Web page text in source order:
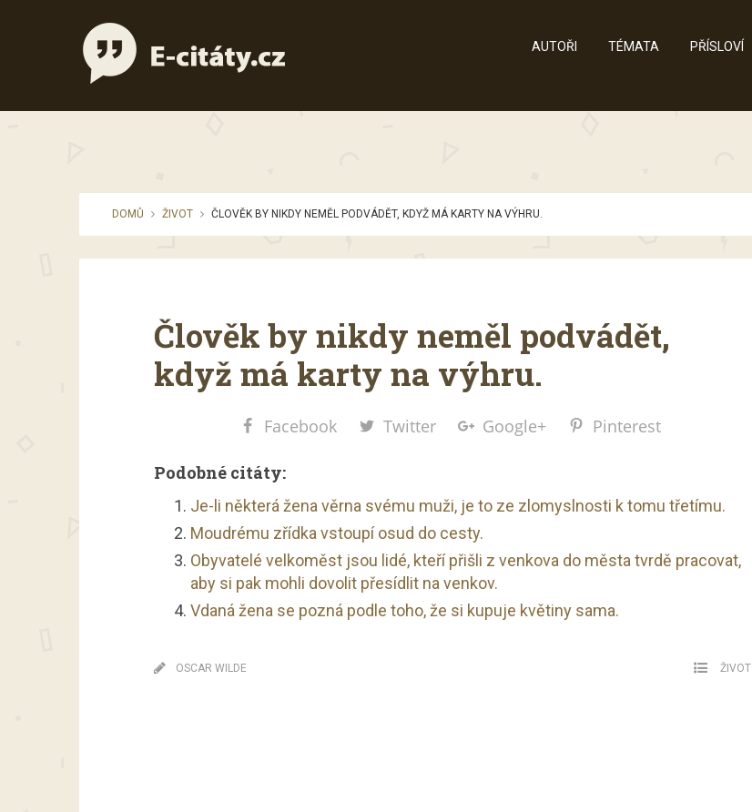
AUTOŘI TÉMATA PŘÍSLOVÍ
DOMŮ ŽIVOT ČLOVĚK BY NIKDY NEMĚL PODVÁDĚT, KDYŽ MÁ KARTY NA VÝHRU.
Člověk by nikdy neměl podvádět,
když má karty na výhru.
Facebook Twitter Google+ Pinterest
Podobné citáty:
Je-li některá žena věrna svému muži, je to ze zlomyslnosti k tomu třetímu.
Moudrému zřídka vstoupí osud do cesty.
Obyvatelé velkoměst jsou lidé, kteří přišli z venkova do města tvrdě pracovat,
aby si pak mohli dovolit přesídlit na venkov.
Vdaná žena se pozná podle toho, že si kupuje květiny sama.
OSCAR WILDE ŽIVOT